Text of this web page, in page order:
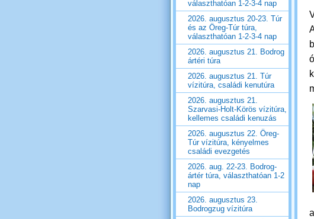
választhatóan 1-2-3-4 nap
2026. augusztus 20-23. Túr
és az Öreg-Túr túra,
választhatóan 1-2-3-4 nap
2026. augusztus 21. Bodrog
ártéri túra
2026. augusztus 21. Túr
vízitúra, családi kenutúra
2026. augusztus 21.
Szarvasi-Holt-Körös vízitúra,
kellemes családi kenuzás
2026. augusztus 22. Öreg-
Túr vízitúra, kényelmes
családi evezgetés
2026. aug. 22-23. Bodrog-
ártér túra, választhatóan 1-2
nap
2026. augusztus 23.
Bodrogzug vízitúra